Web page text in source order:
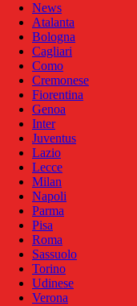
News
Atalanta
Bologna
Cagliari
Como
Cremonese
Fiorentina
Genoa
Inter
Juventus
Lazio
Lecce
Milan
Napoli
Parma
Pisa
Roma
Sassuolo
Torino
Udinese
Verona